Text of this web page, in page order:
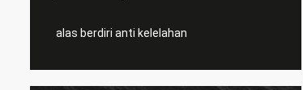
alas berdiri anti kelelahan